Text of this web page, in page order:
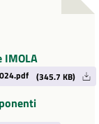
(345.7 KB)